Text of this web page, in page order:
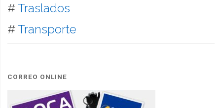
#Traslados
#Transporte
CORREO ONLINE